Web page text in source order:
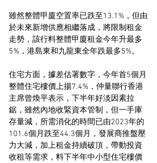
雖然整體甲廈空置率已跌至13.1%，但由
於未來新增供應相繼落成，將限制租金
走勢，該行料整體甲廈租金今年升最多
5%，港島東和九龍東全年跌最多5%。
住宅方面，據差估署數字，今年首5個月
整體住宅樓價上揚7.4%，仲量聯行香港
主席曾煥平表示，下半年好淡因素拉
鋸，雖然內地收緊資本管制，但一手庫
存量減，所需消化的時間已由2023年的
101.6個月跌至44.3個月，發展商推盤壓
力大減，加上租金持續破頂，帶動投資
收租等需求，料下半年中小型住宅樓價